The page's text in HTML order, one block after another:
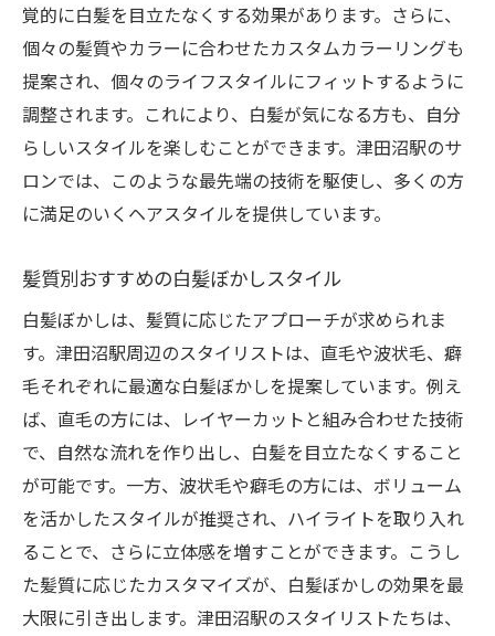
覚的に白髪を目立たなくする効果があります。さらに、
個々の髪質やカラーに合わせたカスタムカラーリングも
提案され、個々のライフスタイルにフィットするように
調整されます。これにより、白髪が気になる方も、自分
らしいスタイルを楽しむことができます。津田沼駅のサ
ロンでは、このような最先端の技術を駆使し、多くの方
に満足のいくヘアスタイルを提供しています。
髪質別おすすめの白髪ぼかしスタイル
白髪ぼかしは、髪質に応じたアプローチが求められま
す。津田沼駅周辺のスタイリストは、直毛や波状毛、癖
毛それぞれに最適な白髪ぼかしを提案しています。例え
ば、直毛の方には、レイヤーカットと組み合わせた技術
で、自然な流れを作り出し、白髪を目立たなくすること
が可能です。一方、波状毛や癖毛の方には、ボリューム
を活かしたスタイルが推奨され、ハイライトを取り入れ
ることで、さらに立体感を増すことができます。こうし
た髪質に応じたカスタマイズが、白髪ぼかしの効果を最
大限に引き出します。津田沼駅のスタイリストたちは、